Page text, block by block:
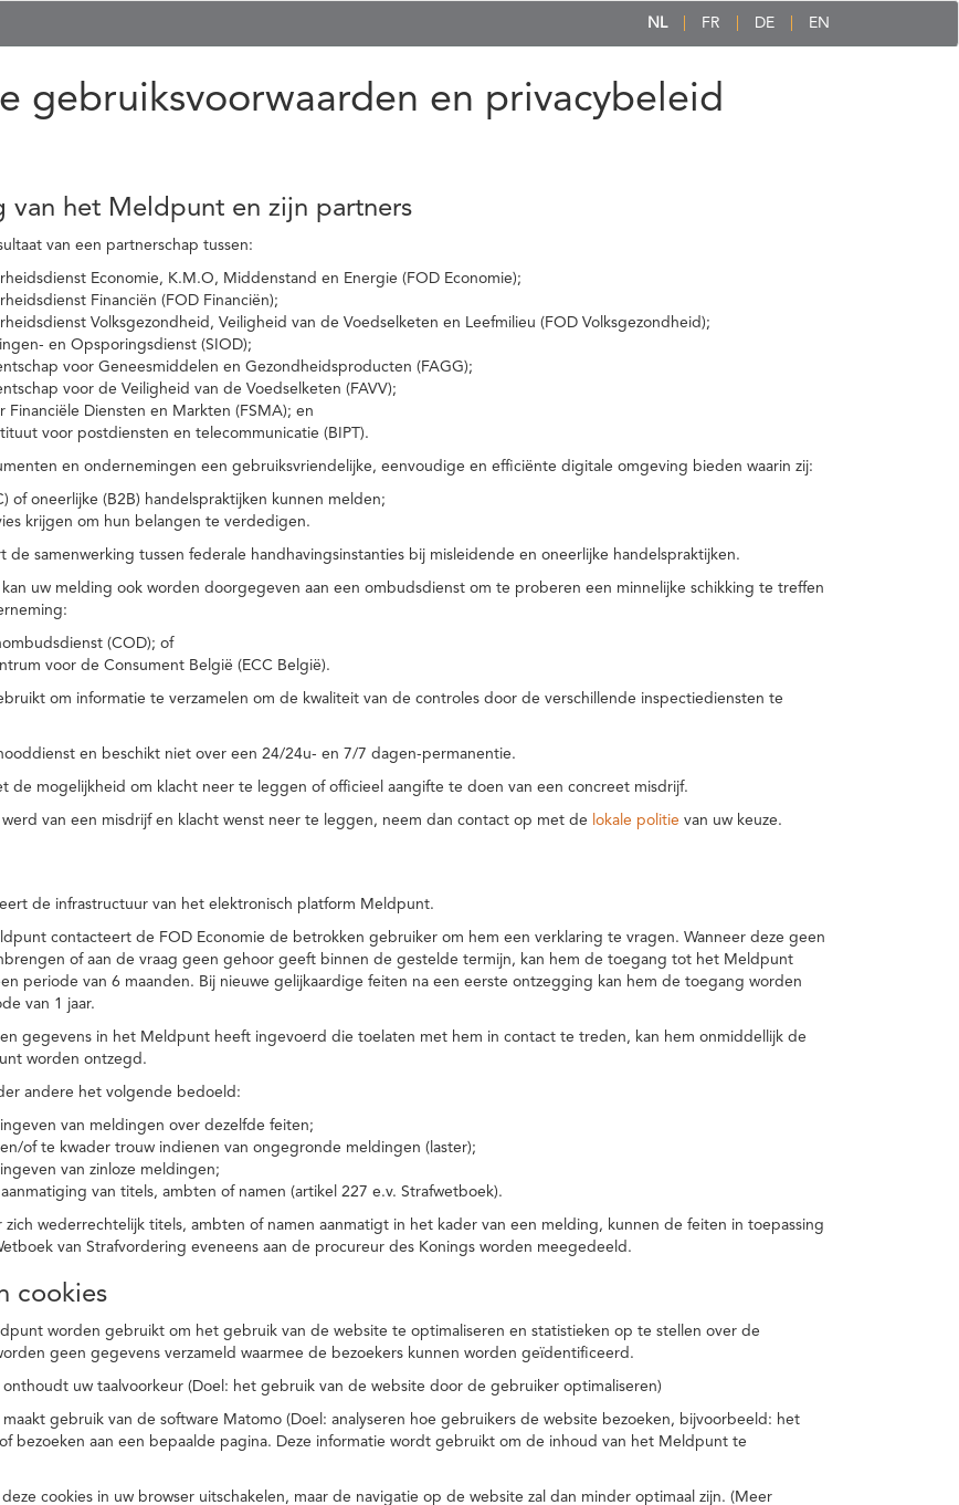
NL FR DE EN
gebruiksvoorwaarden en privacybeleid
van het Meldpunt en zijn partners
van een partnerschap tussen:
Economie, K.M.O, Middenstand en Energie (FOD Economie);
Financiën (FOD Financiën);
Volksgezondheid, Veiligheid van de Voedselketen en Leefmilieu (FOD Volksgezondheid);
en Opsporingsdienst (SIOD);
voor Geneesmiddelen en Gezondheidsproducten (FAGG);
voor de Veiligheid van de Voedselketen (FAVV);
Diensten en Markten (FSMA); en
voor postdiensten en telecommunicatie (BIPT).
en ondernemingen een gebruiksvriendelijke, eenvoudige en efficiënte digitale omgeving bieden waarin zij:
of oneerlijke (B2B) handelspraktijken kunnen melden;
krijgen om hun belangen te verdedigen.
samenwerking tussen federale handhavingsinstanties bij misleidende en oneerlijke handelspraktijken.
uw melding ook worden doorgegeven aan een ombudsdienst om te proberen een minnelijke schikking te treffen
(COD); of
voor de Consument België (ECC België).
om informatie te verzamelen om de kwaliteit van de controles door de verschillende inspectiediensten te
en beschikt niet over een 24/24u- en 7/7 dagen-permanentie.
de mogelijkheid om klacht neer te leggen of officieel aangifte te doen van een concreet misdrijf.
werd van een misdrijf en klacht wenst neer te leggen, neem dan contact op met de lokale politie van uw keuze.
de infrastructuur van het elektronisch platform Meldpunt.
contacteert de FOD Economie de betrokken gebruiker om hem een verklaring te vragen. Wanneer deze geen
of aan de vraag geen gehoor geeft binnen de gestelde termijn, kan hem de toegang tot het Meldpunt
periode van 6 maanden. Bij nieuwe gelijkaardige feiten na een eerste ontzegging kan hem de toegang worden
van 1 jaar.
gegevens in het Meldpunt heeft ingevoerd die toelaten met hem in contact te treden, kan hem onmiddellijk de
worden ontzegd.
andere het volgende bedoeld:
van meldingen over dezelfde feiten;
of te kwader trouw indienen van ongegronde meldingen (laster);
van zinloze meldingen;
van titels, ambten of namen (artikel 227 e.v. Strafwetboek).
zich wederrechtelijk titels, ambten of namen aanmatigt in het kader van een melding, kunnen de feiten in toepassing
van Strafvordering eveneens aan de procureur des Konings worden meegedeeld.
cookies
worden gebruikt om het gebruik van de website te optimaliseren en statistieken op te stellen over de
geen gegevens verzameld waarmee de bezoekers kunnen worden geïdentificeerd.
uw taalvoorkeur (Doel: het gebruik van de website door de gebruiker optimaliseren)
gebruik van de software Matomo (Doel: analyseren hoe gebruikers de website bezoeken, bijvoorbeeld: het
bezoeken aan een bepaalde pagina. Deze informatie wordt gebruikt om de inhoud van het Meldpunt te
cookies in uw browser uitschakelen, maar de navigatie op de website zal dan minder optimaal zijn. (Meer